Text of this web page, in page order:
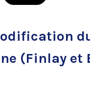
(Finlay et